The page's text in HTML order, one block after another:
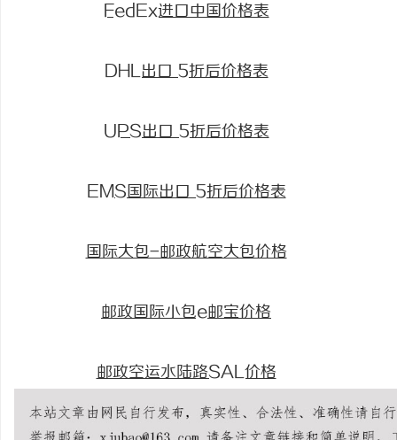
FedEx进口中国价格表
DHL出口 5折后价格表
UPS出口 5折后价格表
EMS国际出口 5折后价格表
国际大包-邮政航空大包价格
邮政国际小包e邮宝价格
邮政空运水陆路SAL价格